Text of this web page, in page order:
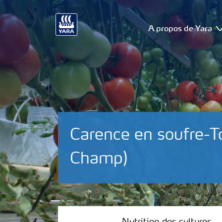
A propos de Yara
Carence en soufre-
Champ)
Nutrition des cultures